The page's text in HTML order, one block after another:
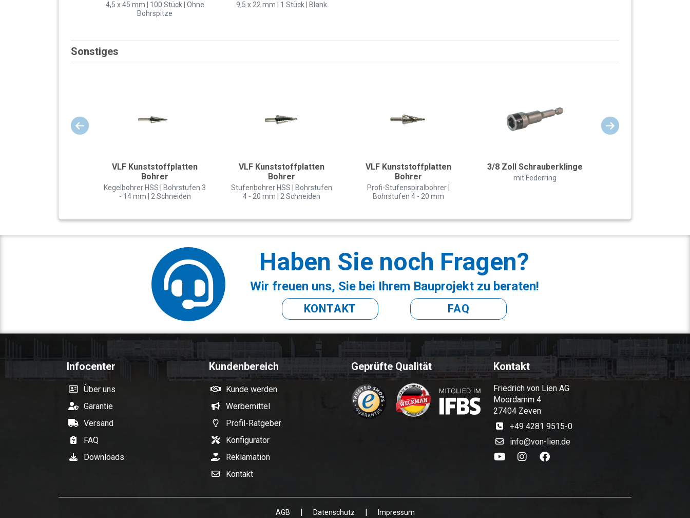
4,5 x 45 mm | 100 Stück | Ohne
Bohrspitze
9,5 x 22 mm | 1 Stück | Blank
Sonstiges
VLF Kunststoffplatten
Bohrer
Kegelbohrer HSS | Bohrstufen 3
- 14 mm | 2 Schneiden
VLF Kunststoffplatten
Bohrer
Stufenbohrer HSS | Bohrstufen
4 - 20 mm | 2 Schneiden
VLF Kunststoffplatten
Bohrer
Profi-Stufenspiralbohrer |
Bohrstufen 4 - 20 mm
3/8 Zoll Schrauberklinge
mit Federring
Haben Sie noch Fragen?
Wir freuen uns, Sie bei Ihrem Bauprojekt zu beraten!
KONTAKT FAQ
Infocenter
Über uns
Garantie
Versand
FAQ
Downloads
Kundenbereich
Kunde werden
Werbemittel
Profil-Ratgeber
Konfigurator
Reklamation
Kontakt
Geprüfte Qualität Kontakt
Friedrich von Lien AG
Moordamm 4
27404 Zeven
+49 4281 9515-0
info@von-lien.de
AGB Datenschutz Impressum